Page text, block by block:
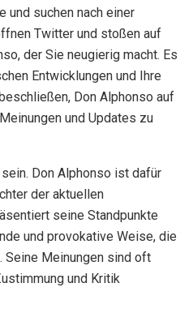
und suchen nach einer
Twitter und stoßen auf
der Sie neugierig macht. Es
Entwicklungen und Ihre
Don Alphonso auf
und Updates zu
Don Alphonso ist dafür
der aktuellen
seine Standpunkte
und provokative Weise, die
Seine Meinungen sind oft
und Kritik